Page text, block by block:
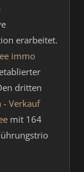
erarbeitet.
immo
dritten
- Verkauf
mit 164